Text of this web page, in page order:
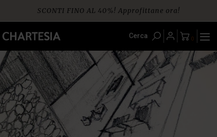
content
SCONTI FINO AL 40%! Approfittane ora!
Spedizione gratuita per ordini da € 60
Cerca 0